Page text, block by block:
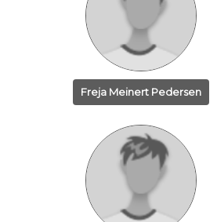
Freja Meinert Pedersen